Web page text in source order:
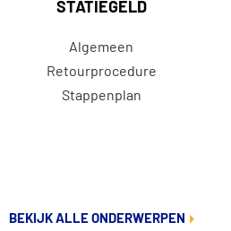
STATIEGELD
Algemeen
Retourprocedure
Stappenplan
BEKIJK ALLE ONDERWERPEN